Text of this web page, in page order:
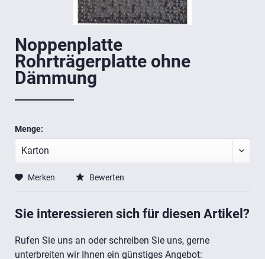
Noppenplatte
Rohrträgerplatte ohne
Dämmung
Menge:
Merken Bewerten
Sie interessieren sich für diesen Artikel?
Rufen Sie uns an oder schreiben Sie uns, gerne
unterbreiten wir Ihnen ein günstiges Angebot: